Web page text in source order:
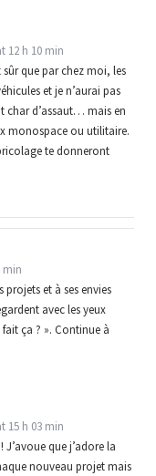
12 h 10 min
sûr que par chez moi, les
et je n’aurai pas
char d’assaut… mais en
monospace ou utilitaire.
te donneront
min
projets et à ses envies
avec les yeux
ça ? ». Continue à
15 h 03 min
J’avoue que j’adore la
nouveau projet mais